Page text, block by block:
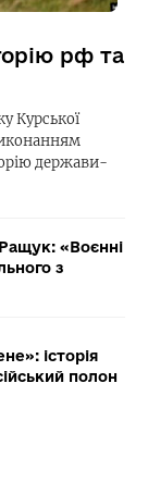
рф та
Курської
держави-
«Воєнні
з
історія
полон